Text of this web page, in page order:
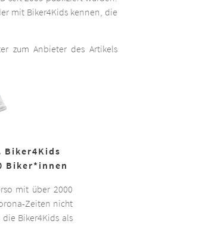
mit Biker4Kids kennen, die
zum Anbieter des Artikels
Biker4Kids
Biker*innen
mit über 2000
Zeiten nicht
Biker4Kids als